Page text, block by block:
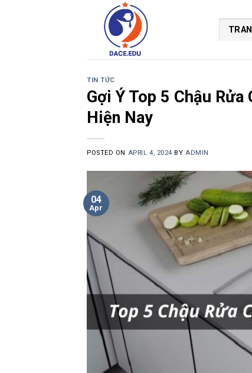
TIN TỨC
Gợi Ý Top 5 Chậu
Hiện Nay
POSTED ON APRIL 4, 2024 BY ADMIN
04
Apr